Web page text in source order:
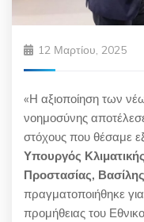
12 Μαρτίου, 2025
«Η αξιοποίηση των
νοημοσύνης
στόχους που θέσαμε
Υπουργός
Προστασίας, Βασίλης
πραγματοποιήθηκε
προμήθειας του